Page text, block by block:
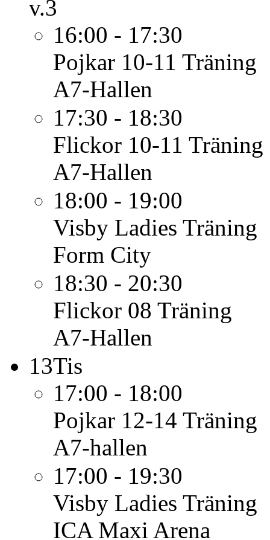
v.3
16:00 - 17:30
Pojkar 10-11 Träning
A7-Hallen
17:30 - 18:30
Flickor 10-11 Träning
A7-Hallen
18:00 - 19:00
Visby Ladies Träning
Form City
18:30 - 20:30
Flickor 08 Träning
A7-Hallen
13Tis
17:00 - 18:00
Pojkar 12-14 Träning
A7-hallen
17:00 - 19:30
Visby Ladies Träning
ICA Maxi Arena